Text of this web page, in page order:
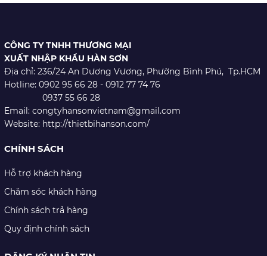
CÔNG TY TNHH THƯƠNG MẠI
XUẤT NHẬP KHẨU HÀN SƠN
Địa chỉ: 236/24 An Dương Vương, Phường Bình Phú, Tp.HCM
Hotline: 0902 95 66 28 - 0912 77 74 76
0937 55 66 28
Email: congtyhansonvietnam@gmail.com
Website: http://thietbihanson.com/
CHÍNH SÁCH
Hỗ trợ khách hàng
Chăm sóc khách hàng
Chính sách trả hàng
Quy định chính sách